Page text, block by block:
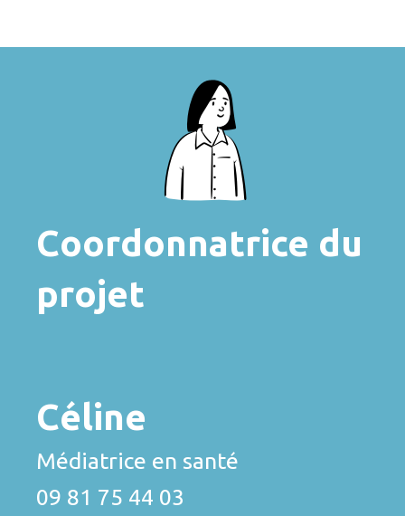
Coordonnatrice du
projet
Céline
Médiatrice en santé
09 81 75 44 03